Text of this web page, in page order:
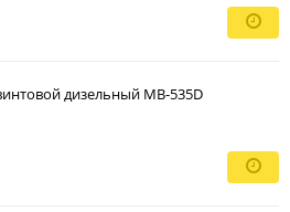
дизельный MB-535D